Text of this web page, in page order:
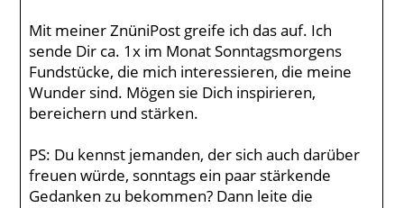
Mit meiner ZnüniPost greife ich das auf. Ich
sende Dir ca. 1x im Monat Sonntagsmorgens
Fundstücke, die mich interessieren, die meine
Wunder sind. Mögen sie Dich inspirieren,
bereichern und stärken.
PS: Du kennst jemanden, der sich auch darüber
freuen würde, sonntags ein paar stärkende
Gedanken zu bekommen? Dann leite die